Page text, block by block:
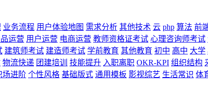
业务流程 用户体验地图 需求分析 其他技术 云 php 算法 前
运营 用户运营 电商运营 教师资格证考试 心理咨询师考试
建筑师考试 建造师考试 学前教育 其他教育 初中 高中 大学
物流快递 团建培训 技能提升 入职离职 OKR-KPI 组织结构
场进阶 个性风格 基础版式 通用模板 影视综艺 生活常识 体